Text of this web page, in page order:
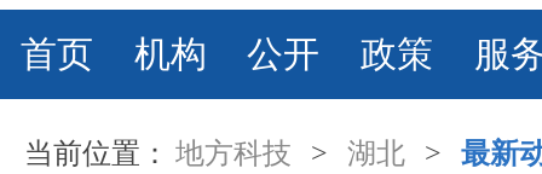
首页 机构 公开 政策 服
当前位置： 地方科技 > 湖北 > 最新